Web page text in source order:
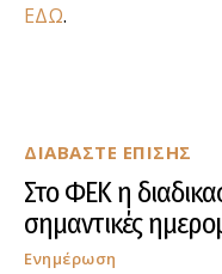
ΔΙΑΒΑΣΤΕ ΕΠΙΣΗΣ
Στο ΦΕΚ η
σημαντικές
Ενημέρωση
ΕΔΩ.